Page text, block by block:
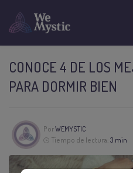
CONOCE 4 DE LOS
PARA DORMIR BIEN
PorWEMYSTIC
Tiempo de lectura: 3 min